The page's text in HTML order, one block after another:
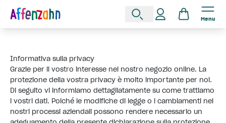
Menu
Informativa sulla privacy
Grazie per il vostro interesse nel nostro negozio online. La
protezione della vostra privacy è molto importante per noi.
Di seguito vi informiamo dettagliatamente su come trattiamo
i vostri dati. Poiché le modifiche di legge o i cambiamenti nei
nostri processi aziendali possono rendere necessario un